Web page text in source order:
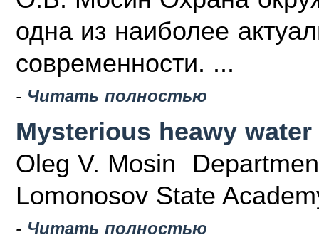
одна из наиболее
современности. ...
- Читать полностью
Mysterious heawy water
Oleg V. Mosin
Lomonosov State
- Читать полностью